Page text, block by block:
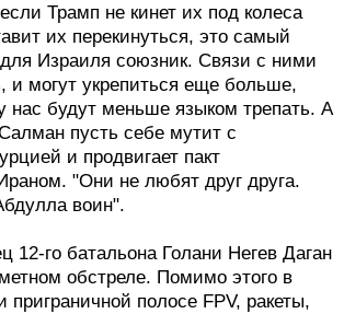
Трамп не кинет их под колеса
их перекинуться, это самый
Израиля союзник. Связи с ними
и могут укрепиться еще больше,
нас будут меньше языком трепать. А
пусть себе мутит с
и продвигает пакт
"Они не любят друг друга.
воин".
12-го батальона Голани Негев Даган
обстреле. Помимо этого в
полосе FPV, ракеты,